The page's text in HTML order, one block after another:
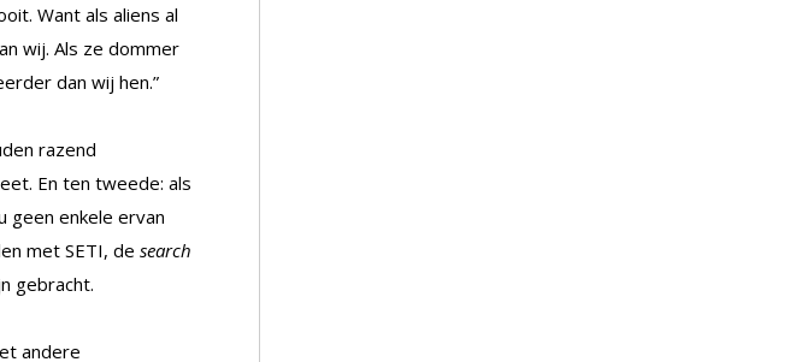
Want als aliens al
wij. Als ze dommer
dan wij hen.”
razend
En ten tweede: als
geen enkele ervan
met SETI, de search
gebracht.
andere